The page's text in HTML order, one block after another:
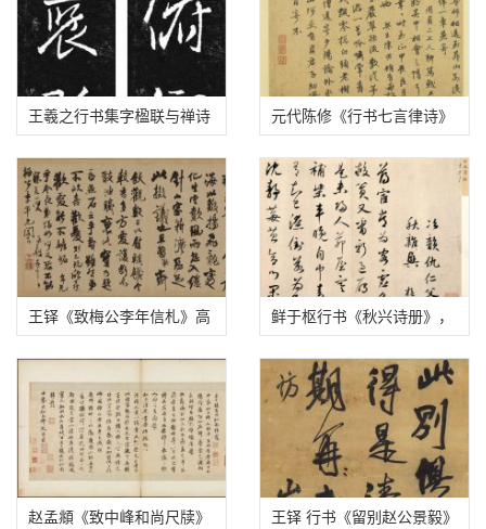
王羲之行书集字楹联与禅诗
元代陈修《行书七言律诗》
高清图
王铎《致梅公李年信札》高
清图
鲜于枢行书《秋兴诗册》，
晚年之作，俊爽劲健！
赵孟頫《致中峰和尚尺牍》
王铎 行书《留别赵公景毅》